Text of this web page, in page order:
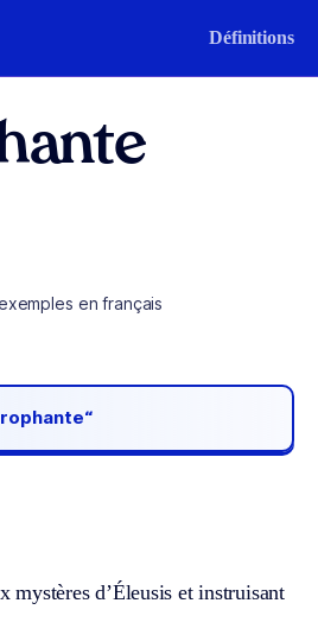
Définitions
en français
mystères d’Éleusis et instruisant